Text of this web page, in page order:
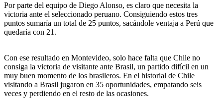
Por parte del equipo de Diego Alonso, es claro que necesita la
victoria ante el seleccionado peruano. Consiguiendo estos tres
puntos sumaría un total de 25 puntos, sacándole ventaja a Perú que
quedaría con 21.
Con ese resultado en Montevideo, solo hace falta que Chile no
consiga la victoria de visitante ante Brasil, un partido difícil en un
muy buen momento de los brasileros. En el historial de Chile
visitando a Brasil jugaron en 35 oportunidades, empatando seis
veces y perdiendo en el resto de las ocasiones.